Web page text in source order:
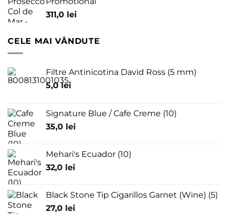
311,0 lei
CELE MAI VÂNDUTE
Filtre Antinicotina David Ross (5 mm)
5,0lei
Signature Blue / Cafe Creme (10)
35,0 lei
Mehari's Ecuador (10)
32,0 lei
Black Stone Tip Cigarillos Garnet (Wine) (5)
27,0 lei